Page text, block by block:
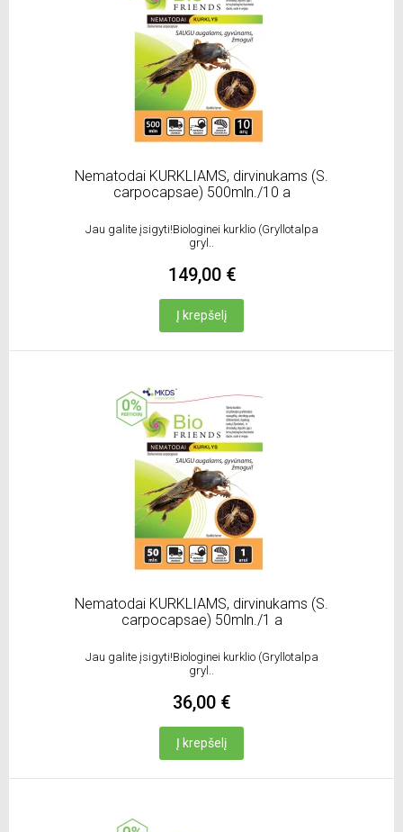
Nematodai KURKLIAMS, dirvinukams (S.
carpocapsae) 500mln./10 a
Jau galite įsigyti!Biologinei kurklio (Gryllotalpa
gryl..
149,00 €
Į krepšelį
Nematodai KURKLIAMS, dirvinukams (S.
carpocapsae) 50mln./1 a
Jau galite įsigyti!Biologinei kurklio (Gryllotalpa
gryl..
36,00 €
Į krepšelį